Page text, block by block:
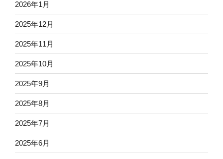
2026年1月
2025年12月
2025年11月
2025年10月
2025年9月
2025年8月
2025年7月
2025年6月